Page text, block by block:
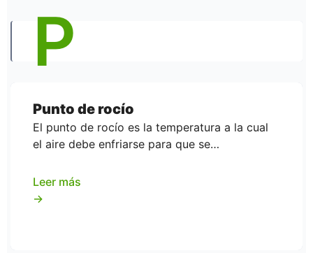
P
Punto de rocío
El punto de rocío es la temperatura a la cual
el aire debe enfriarse para que se…
Leer más
→